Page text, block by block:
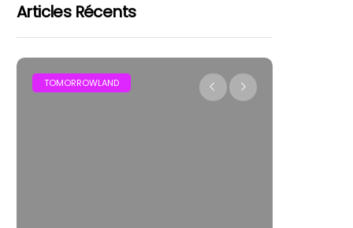
Articles Récents
FESTIVAL